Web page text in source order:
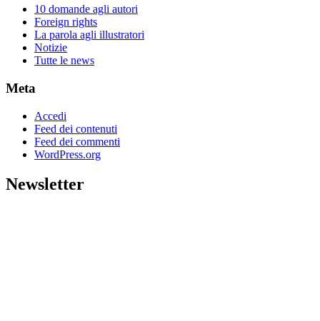
10 domande agli autori
Foreign rights
La parola agli illustratori
Notizie
Tutte le news
Meta
Accedi
Feed dei contenuti
Feed dei commenti
WordPress.org
Newsletter